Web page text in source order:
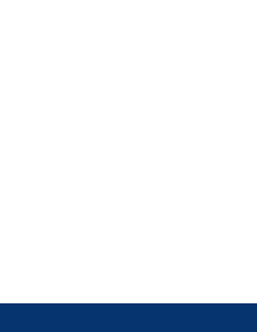
Régie publicitaire